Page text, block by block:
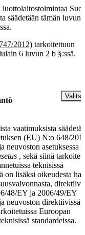
säädetään tämän luvun
2012) tarkoitettuun
6 luvun 2 b §:ssä.
vaatimuksista
(EU) N:o 648/
neuvoston asetuksessa
, sekä siinä
teknisissä
on lisäksi oikeudesta
48/EY ja 2006/49/EY
neuvoston direktiivissä
Euroopan
standardeissa.